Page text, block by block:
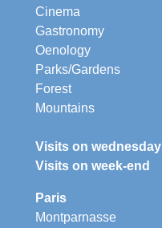
Cinema
Gastronomy
Oenology
Parks/Gardens
Forest
Mountains
Visits on wednesday
Visits on week-end
Paris
Montparnasse